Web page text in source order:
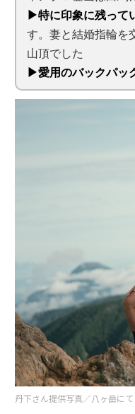
▶特に印象に残って
す。妻と結婚指輪を
山頂でした
▶愛用のバックパッ
丹下さん提供写真／八ヶ岳にて